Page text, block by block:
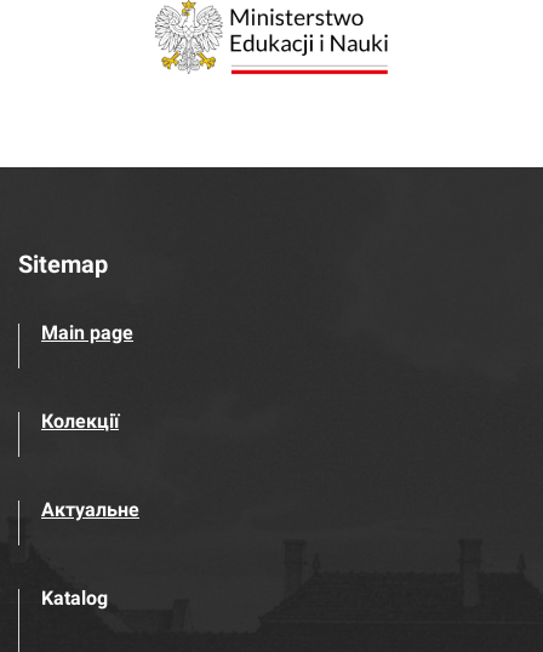
Sitemap
Main page
Колекції
Актуальне
Katalog